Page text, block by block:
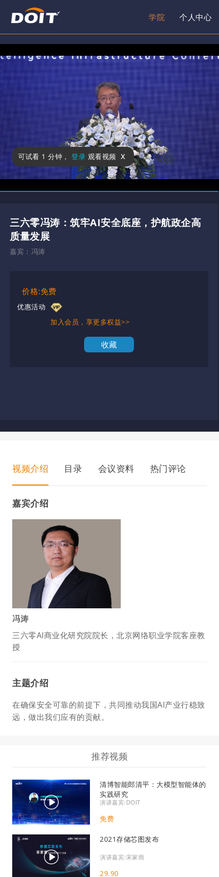
学院 个人中心
可试看 1 分钟 ， 登录 观看视频 x
三六零冯涛：筑牢AI安全底座，护航政企高
质量发展
嘉宾： 冯涛
价格:免费
优惠活动
加入会员，享更多权益>>
收藏
视频介绍 目录 会议资料 热门评论
嘉宾介绍
冯涛
三六零AI商业化研究院院长，北京网络职业学院客座教
授
主题介绍
在确保安全可靠的前提下，共同推动我国AI产业行稳致
远，做出我们应有的贡献。
推荐视频
清博智能郎清平：大模型智能体的
实践研究
演讲嘉宾:DOIT
免费
2021存储芯图发布
演讲嘉宾:宋家雨
29.90